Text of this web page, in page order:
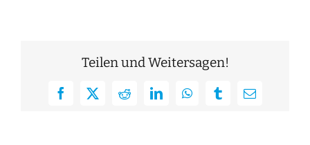
Teilen und Weitersagen!
Facebook
X RedditLinkedInWhatsAppTumblrE-